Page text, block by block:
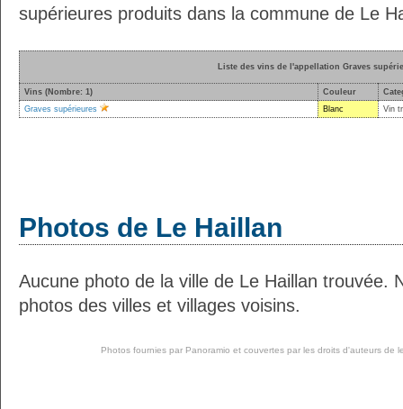
supérieures produits dans la commune de Le
Liste des vins de l'appellation Graves
Vins (Nombre: 1) Couleur
Graves supérieures
Blanc Vin
Photos de Le Haillan
Aucune photo de la ville de Le Haillan trouvée.
photos des villes et villages voisins.
Photos fournies par Panoramio et couvertes par les droits d'auteurs de